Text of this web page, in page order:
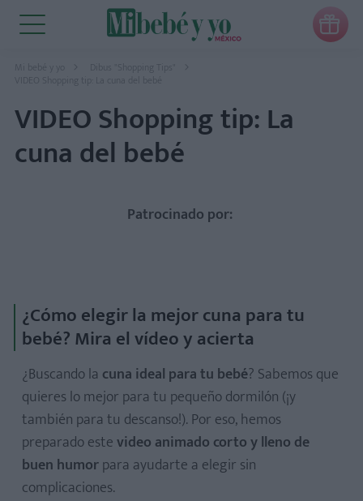

Mi bebé y yo
Dibus "Shopping Tips"
VIDEO Shopping tip: La cuna del bebé
VIDEO Shopping tip: La
cuna del bebé
Patrocinado por:
¿Cómo elegir la mejor cuna para tu
bebé? Mira el vídeo y acierta
¿Buscando la cuna ideal para tu bebé? Sabemos que
quieres lo mejor para tu pequeño dormilón (¡y
también para tu descanso!). Por eso, hemos
preparado estevideo animado corto y lleno de
buen humorpara ayudarte a elegir sin
complicaciones.